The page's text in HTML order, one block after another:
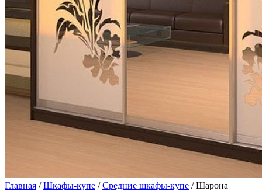
Главная /Шкафы-купе /Средние шкафы-купе / Шарона